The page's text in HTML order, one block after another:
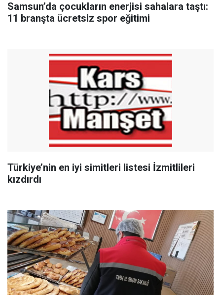
Samsun’da çocukların enerjisi sahalara taştı:
11 branşta ücretsiz spor eğitimi
Türkiye’nin en iyi simitleri listesi İzmitlileri
kızdırdı